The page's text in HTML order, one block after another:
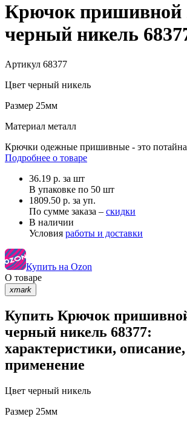
Крючок пришивной
черный никель
Артикул 68377
Цвет черный никель
Размер 25мм
Материал металл
Крючки одежные пришивные - это
Подробнее о товаре
36.19 р. за шт
В упаковке по 50 шт
1809.50 р. за уп.
По сумме заказа – скидки
В наличии
Условия работы и доставки
Купить на Ozon
О товаре
xmark
Купить Крючок
черный никель 68377:
характеристики, описание,
применение
Цвет черный никель
Размер 25мм